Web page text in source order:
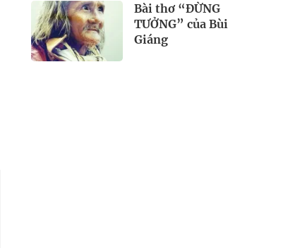
Bài thơ “ĐỪNG
TƯỞNG” của Bùi
Giáng